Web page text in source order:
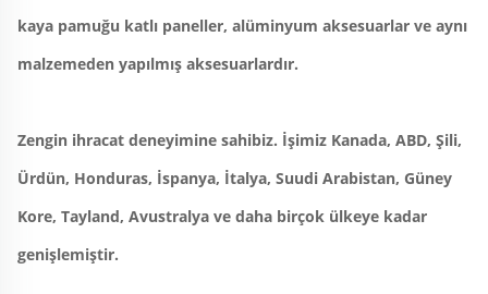
kaya pamuğu katlı paneller, alüminyum aksesuarlar ve aynı
malzemeden yapılmış aksesuarlardır.
Zengin ihracat deneyimine sahibiz. İşimiz Kanada, ABD, Şili,
Ürdün, Honduras, İspanya, İtalya, Suudi Arabistan, Güney
Kore, Tayland, Avustralya ve daha birçok ülkeye kadar
genişlemiştir.